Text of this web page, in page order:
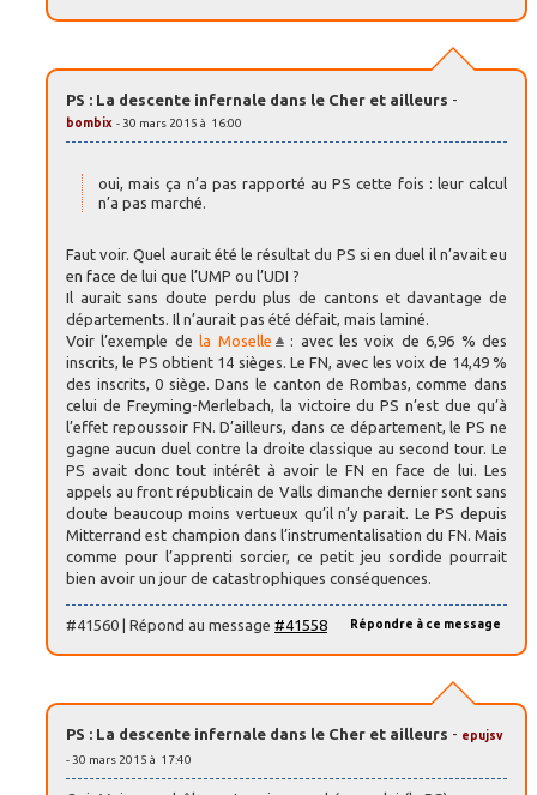
PS : La descente infernale dans le Cher et ailleurs -
bombix - 30 mars 2015 à 16:00
oui, mais ça n’a pas rapporté au PS cette fois : leur calcul
n’a pas marché.
Faut voir. Quel aurait été le résultat du PS si en duel il n’avait eu
en face de lui que l’UMP ou l’UDI ?
Il aurait sans doute perdu plus de cantons et davantage de
départements. Il n’aurait pas été défait, mais laminé.
Voir l’exemple de la Moselle
: avec les voix de 6,96 % des
inscrits, le PS obtient 14 sièges. Le FN, avec les voix de 14,49 %
des inscrits, 0 siège. Dans le canton de Rombas, comme dans
celui de Freyming-Merlebach, la victoire du PS n’est due qu’à
l’effet repoussoir FN. D’ailleurs, dans ce département, le PS ne
gagne aucun duel contre la droite classique au second tour. Le
PS avait donc tout intérêt à avoir le FN en face de lui. Les
appels au front républicain de Valls dimanche dernier sont sans
doute beaucoup moins vertueux qu’il n’y parait. Le PS depuis
Mitterrand est champion dans l’instrumentalisation du FN. Mais
comme pour l’apprenti sorcier, ce petit jeu sordide pourrait
bien avoir un jour de catastrophiques conséquences.
Répondre à ce message
#41560 | Répond au message #41558
PS : La descente infernale dans le Cher et ailleurs - epujsv
- 30 mars 2015 à 17:40